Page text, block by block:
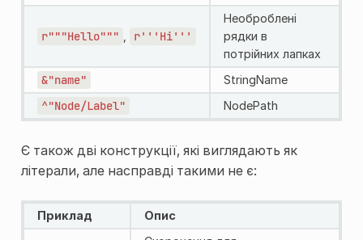
r"""Hello""" r'''Hi'''
Необроблені
рядки в
потрійних лапках
&"name" StringName
^"Node/Label" NodePath
Є також дві конструкції, які виглядають як
літерали, але насправді такими не є:
Приклад
Опис